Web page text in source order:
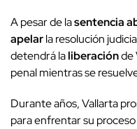
A pesar de lasentencia
apelarla resolución
detendrá laliberaciónde
penal mientras se
Durante años, Vallarta
para enfrentar su